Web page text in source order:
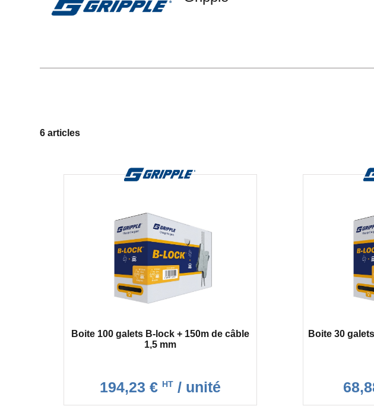
6 articles
Boite 100 galets B-lock + 150m de câble
1,5 mm
194,23 € HT/ unité
Boite 30